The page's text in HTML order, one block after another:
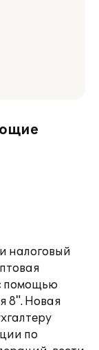
налоговый
помощью
8". Новая
по